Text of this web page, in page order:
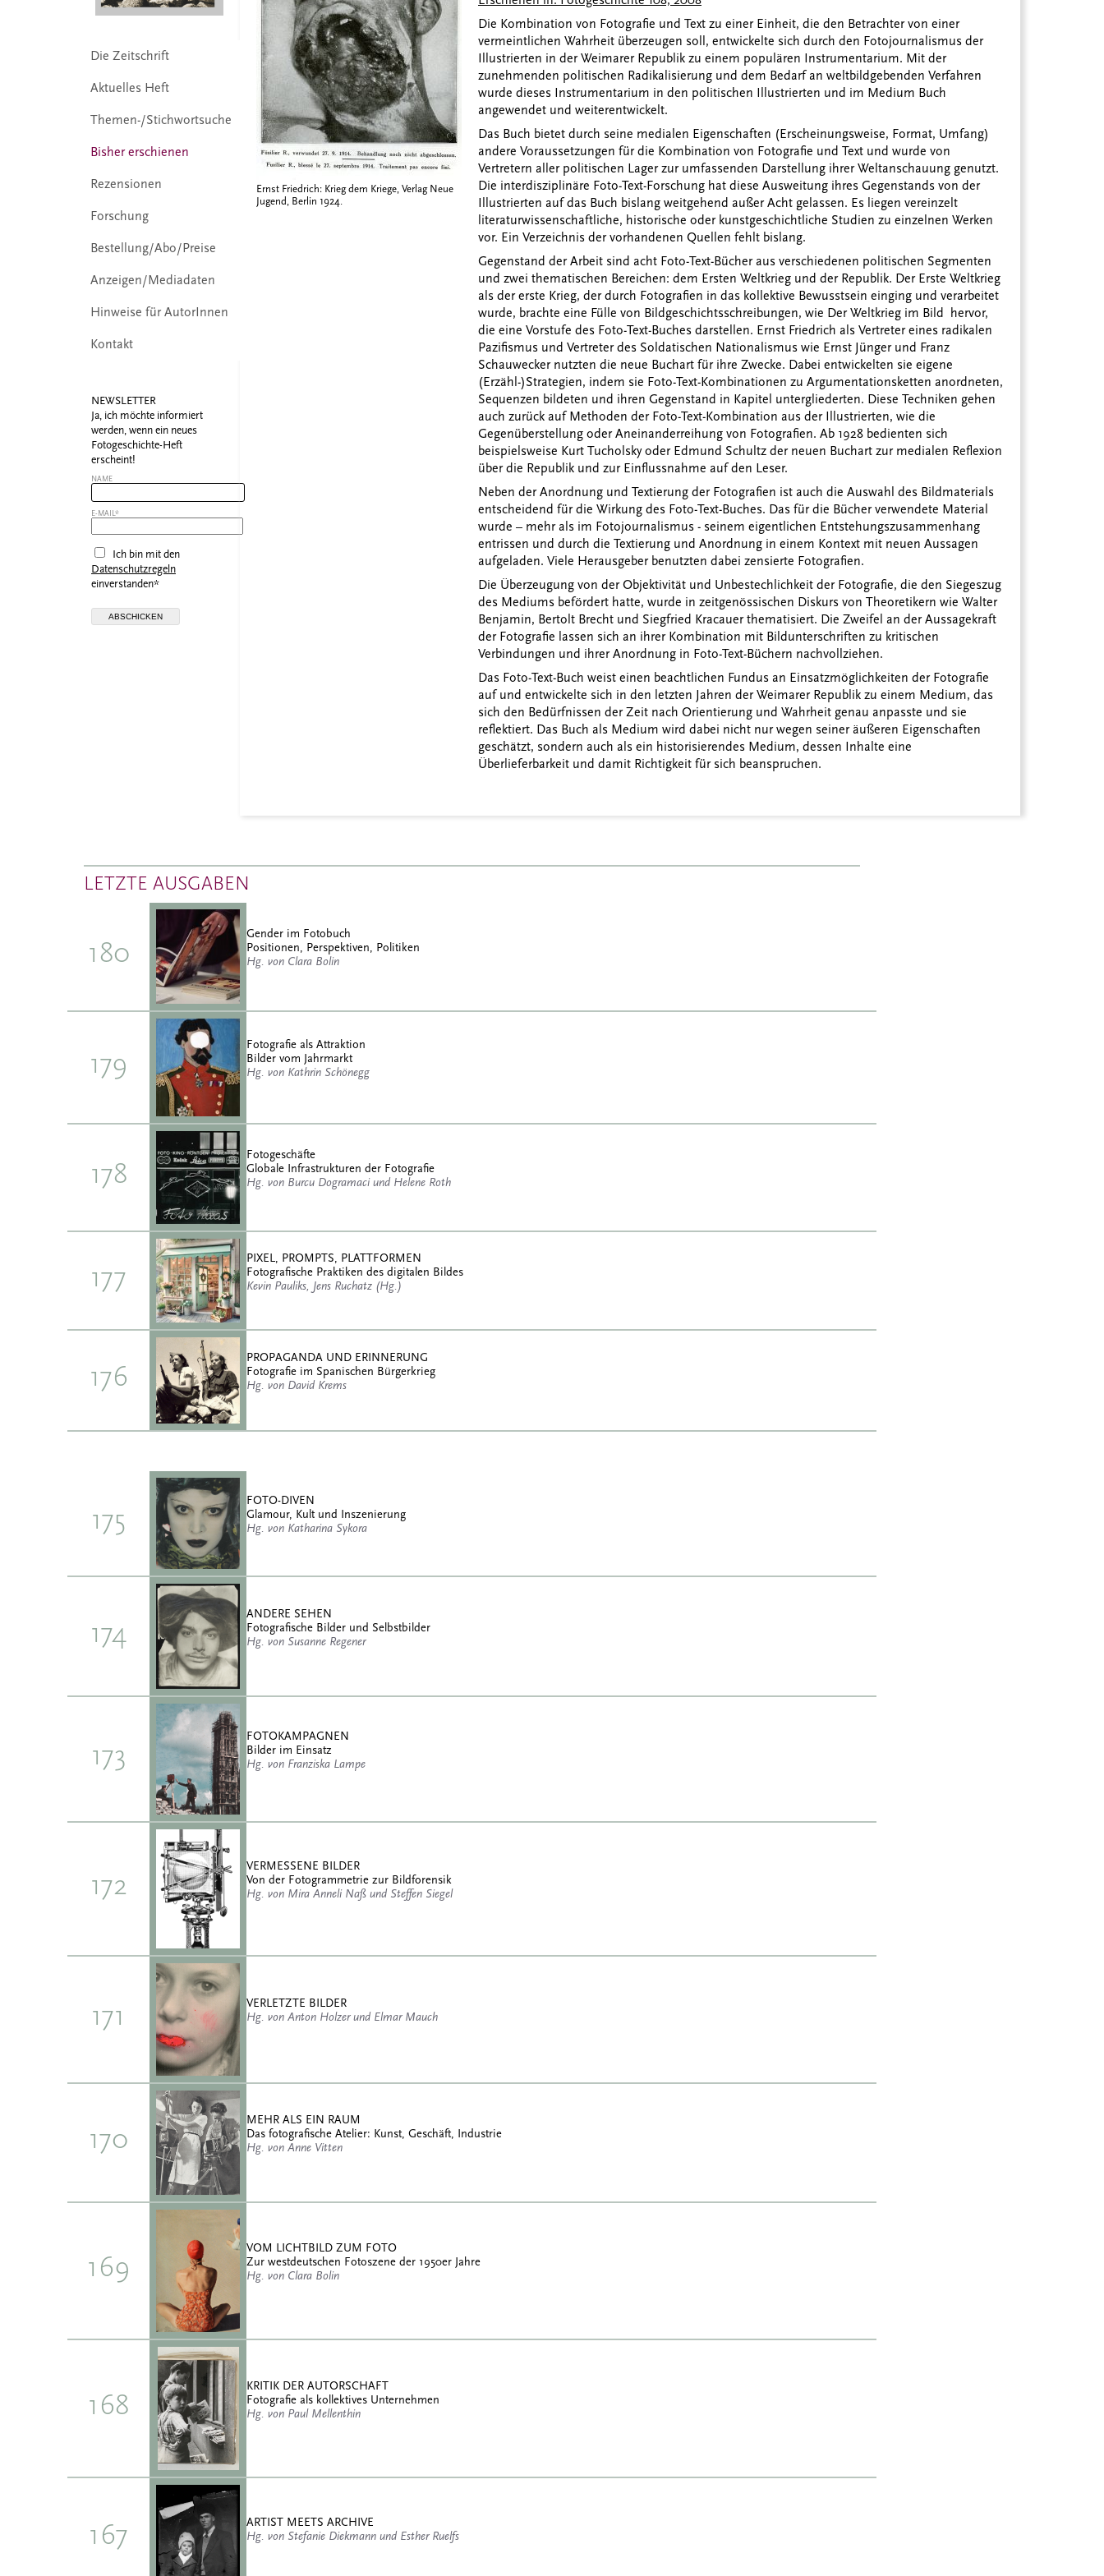
Die Zeitschrift
Aktuelles Heft
Themen-/Stichwortsuche
Bisher erschienen
Rezensionen
Forschung
Bestellung/Abo/Preise
Anzeigen/Mediadaten
Hinweise für AutorInnen
Kontakt
NEWSLETTER
Ja, ich möchte informiert
werden, wenn ein neues
Fotogeschichte-Heft
erscheint!
NAME
E-MAIL*
Ich bin mit den
Datenschutzregeln
einverstanden*
Ernst Friedrich: Krieg dem Kriege, Verlag Neue
Jugend, Berlin 1924.
Die Kombination von Fotografie und Text zu einer Einheit, die den Betrachter von einer
vermeintlichen Wahrheit überzeugen soll, entwickelte sich durch den Fotojournalismus der
Illustrierten in der Weimarer Republik zu einem populären Instrumentarium. Mit der
zunehmenden politischen Radikalisierung und dem Bedarf an weltbildgebenden Verfahren
wurde dieses Instrumentarium in den politischen Illustrierten und im Medium Buch
angewendet und weiterentwickelt.
Das Buch bietet durch seine medialen Eigenschaften (Erscheinungsweise, Format, Umfang)
andere Voraussetzungen für die Kombination von Fotografie und Text und wurde von
Vertretern aller politischen Lager zur umfassenden Darstellung ihrer Weltanschauung genutzt.
Die interdisziplinäre Foto-Text-Forschung hat diese Ausweitung ihres Gegenstands von der
Illustrierten auf das Buch bislang weitgehend außer Acht gelassen. Es liegen vereinzelt
literaturwissenschaftliche, historische oder kunstgeschichtliche Studien zu einzelnen Werken
vor. Ein Verzeichnis der vorhandenen Quellen fehlt bislang.
Gegenstand der Arbeit sind acht Foto-Text-Bücher aus verschiedenen politischen Segmenten
und zwei thematischen Bereichen: dem Ersten Weltkrieg und der Republik. Der Erste Weltkrieg
als der erste Krieg, der durch Fotografien in das kollektive Bewusstsein einging und verarbeitet
wurde, brachte eine Fülle von Bildgeschichtsschreibungen, wie Der Weltkrieg im Bild hervor,
die eine Vorstufe des Foto-Text-Buches darstellen. Ernst Friedrich als Vertreter eines radikalen
Pazifismus und Vertreter des Soldatischen Nationalismus wie Ernst Jünger und Franz
Schauwecker nutzten die neue Buchart für ihre Zwecke. Dabei entwickelten sie eigene
(Erzähl-)Strategien, indem sie Foto-Text-Kombinationen zu Argumentationsketten anordneten,
Sequenzen bildeten und ihren Gegenstand in Kapitel untergliederten. Diese Techniken gehen
auch zurück auf Methoden der Foto-Text-Kombination aus der Illustrierten, wie die
Gegenüberstellung oder Aneinanderreihung von Fotografien. Ab 1928 bedienten sich
beispielsweise Kurt Tucholsky oder Edmund Schultz der neuen Buchart zur medialen Reflexion
über die Republik und zur Einflussnahme auf den Leser.
Neben der Anordnung und Textierung der Fotografien ist auch die Auswahl des Bildmaterials
entscheidend für die Wirkung des Foto-Text-Buches. Das für die Bücher verwendete Material
wurde – mehr als im Fotojournalismus - seinem eigentlichen Entstehungszusammenhang
entrissen und durch die Textierung und Anordnung in einem Kontext mit neuen Aussagen
aufgeladen. Viele Herausgeber benutzten dabei zensierte Fotografien.
Die Überzeugung von der Objektivität und Unbestechlichkeit der Fotografie, die den Siegeszug
des Mediums befördert hatte, wurde in zeitgenössischen Diskurs von Theoretikern wie Walter
Benjamin, Bertolt Brecht und Siegfried Kracauer thematisiert. Die Zweifel an der Aussagekraft
der Fotografie lassen sich an ihrer Kombination mit Bildunterschriften zu kritischen
Verbindungen und ihrer Anordnung in Foto-Text-Büchern nachvollziehen.
Das Foto-Text-Buch weist einen beachtlichen Fundus an Einsatzmöglichkeiten der Fotografie
auf und entwickelte sich in den letzten Jahren der Weimarer Republik zu einem Medium, das
sich den Bedürfnissen der Zeit nach Orientierung und Wahrheit genau anpasste und sie
reflektiert. Das Buch als Medium wird dabei nicht nur wegen seiner äußeren Eigenschaften
geschätzt, sondern auch als ein historisierendes Medium, dessen Inhalte eine
Überlieferbarkeit und damit Richtigkeit für sich beanspruchen.
LETZTE AUSGABEN
180
Gender im Fotobuch
Positionen, Perspektiven, Politiken
Hg. von Clara Bolin
179
Fotografie als Attraktion
Bilder vom Jahrmarkt
Hg. von Kathrin Schönegg
178
Fotogeschäfte
Globale Infrastrukturen der Fotografie
Hg. von Burcu Dogramaci und Helene Roth
177
PIXEL, PROMPTS, PLATTFORMEN
Fotografische Praktiken des digitalen Bildes
Kevin Pauliks, Jens Ruchatz (Hg.)
176
PROPAGANDA UND ERINNERUNG
Fotografie im Spanischen Bürgerkrieg
Hg. von David Krems
175
FOTO-DIVEN
Glamour, Kult und Inszenierung
Hg. von Katharina Sykora
174
ANDERE SEHEN
Fotografische Bilder und Selbstbilder
Hg. von Susanne Regener
173
FOTOKAMPAGNEN
Bilder im Einsatz
Hg. von Franziska Lampe
172
VERMESSENE BILDER
Von der Fotogrammetrie zur Bildforensik
Hg. von Mira Anneli Naß und Steffen Siegel
171
VERLETZTE BILDER
Hg. von Anton Holzer und Elmar Mauch
170
MEHR ALS EIN RAUM
Das fotografische Atelier: Kunst, Geschäft, Industrie
Hg. von Anne Vitten
169
VOM LICHTBILD ZUM FOTO
Zur westdeutschen Fotoszene der 1950er Jahre
Hg. von Clara Bolin
168
KRITIK DER AUTORSCHAFT
Fotografie als kollektives Unternehmen
Hg. von Paul Mellenthin
167
ARTIST MEETS ARCHIVE
Hg. von Stefanie Diekmann und Esther Ruelfs